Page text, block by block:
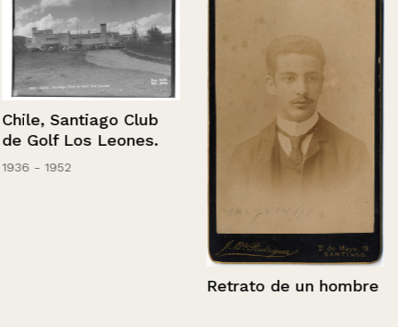
Chile, Santiago Club
de Golf Los Leones.
1936 - 1952
Retrato de un hombre